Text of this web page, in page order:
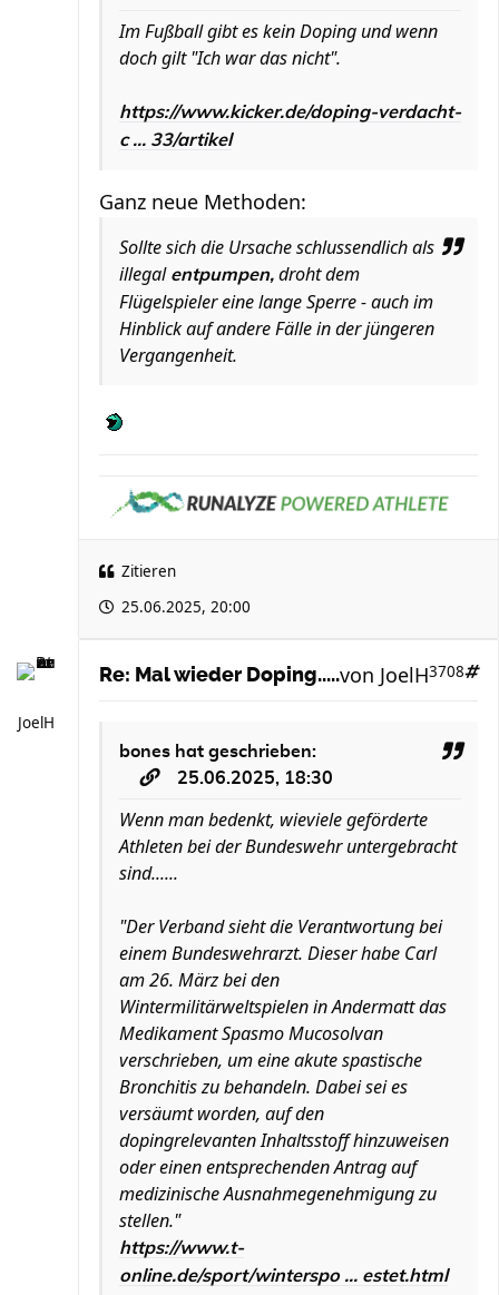
Im Fußball gibt es kein Doping und wenn
doch gilt "Ich war das nicht".
https://www.kicker.de/doping-verdacht-
c ... 33/artikel
Ganz neue Methoden:
Sollte sich die Ursache schlussendlich als
illegal entpumpen, droht dem
Flügelspieler eine lange Sperre - auch im
Hinblick auf andere Fälle in der jüngeren
Vergangenheit.
Zitieren
25.06.2025, 20:00
JoelH
Re: Mal wieder Doping..... 3708
von JoelH
bones hat geschrieben:
25.06.2025, 18:30
Wenn man bedenkt, wieviele geförderte
Athleten bei der Bundeswehr untergebracht
sind......
"Der Verband sieht die Verantwortung bei
einem Bundeswehrarzt. Dieser habe Carl
am 26. März bei den
Wintermilitärweltspielen in Andermatt das
Medikament Spasmo Mucosolvan
verschrieben, um eine akute spastische
Bronchitis zu behandeln. Dabei sei es
versäumt worden, auf den
dopingrelevanten Inhaltsstoff hinzuweisen
oder einen entsprechenden Antrag auf
medizinische Ausnahmegenehmigung zu
stellen."
https://www.t-
online.de/sport/winterspo ... estet.html